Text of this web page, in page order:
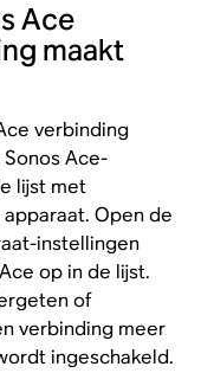
Ace
maakt
verbinding
Ace-
lijst met
Open de
instellingen
op in de lijst.
of
verbinding meer
ingeschakeld.